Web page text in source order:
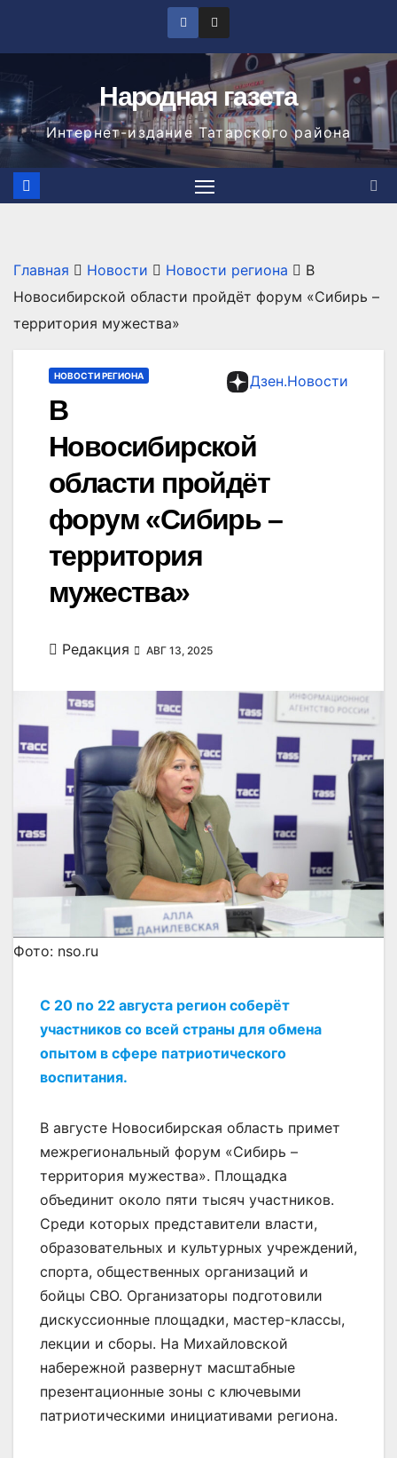
Народная газета
Интернет-издание Татарского района
Главная Новости Новости региона
В
Новосибирской области пройдёт форум «Сибирь –
территория мужества»
Дзен.Новости
НОВОСТИ РЕГИОНА
В
Новосибирской
области пройдёт
форум «Сибирь –
территория
мужества»
Редакция АВГ 13, 2025
Фото: nso.ru
С 20 по 22 августа регион соберёт
участников со всей страны для обмена
опытом в сфере патриотического
воспитания.
В августе Новосибирская область примет
межрегиональный форум «Сибирь –
территория мужества». Площадка
объединит около пяти тысяч участников.
Среди которых представители власти,
образовательных и культурных учреждений,
спорта, общественных организаций и
бойцы СВО. Организаторы подготовили
дискуссионные площадки, мастер-классы,
лекции и сборы. На Михайловской
набережной развернут масштабные
презентационные зоны с ключевыми
патриотическими инициативами региона.